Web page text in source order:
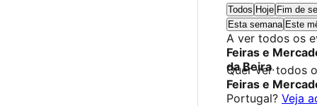
Todos Hoje Fim de
Esta semana Este
A ver todos os
Feiras e
da Beira.
Quer ver todos
Feiras e
Portugal? Veja